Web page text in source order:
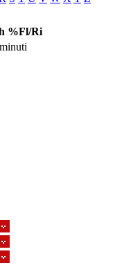
%Fl/Ri